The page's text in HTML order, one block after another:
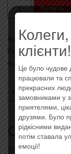
Количество
Three
Days
Grace
-
Outsider
(2018)
(Import)
Купить
Артикул:
industrial,-
поступления
ОПИСАНИЕ
Усі товари: Three
клієнти!
Це було чудове
працювали та
прекрасних
замовниками у
приятелями,
друзями. Було
рідкісними
потім ставала
емоції!